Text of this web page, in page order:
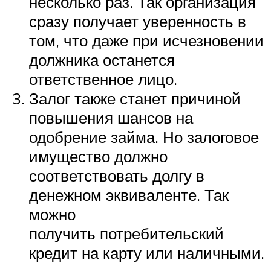
сразу получает уверенность в
том, что даже при исчезновении
должника останется
ответственное лицо.
Залог также станет причиной
повышения шансов на
одобрение займа. Но залоговое
имущество должно
соответствовать долгу в
денежном эквиваленте. Так
можно
получить потребительский
кредит на карту или наличными.